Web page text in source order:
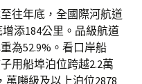
往年底，全國際河航道
添184公里。品級航道
為52.9%。看口岸船
用船埠泊位跨越2.2萬
萬噸級及以上泊位2878